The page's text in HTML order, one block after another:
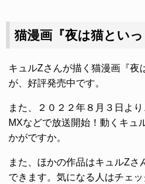
猫漫画『夜は猫とい
キュルZさんが描く猫漫画『夜
が、好評発売中です。
また、２０２２年８月３日よ
MXなどで放送開始！動くキュ
かがですか。
また、ほかの作品はキュルZさ
できます。気になる人はチェッ